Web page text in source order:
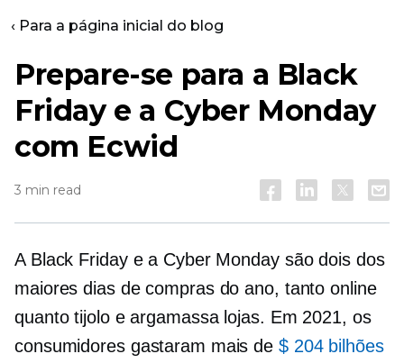
‹ Para a página inicial do blog
Prepare-se para a Black
Friday e a Cyber ​​​​Monday
com Ecwid
3 min read
A Black Friday e a Cyber ​​​​Monday são dois dos
maiores dias de compras do ano, tanto online
quantotijolo e argamassalojas. Em 2021, os
consumidores gastaram mais de $ 204 bilhões